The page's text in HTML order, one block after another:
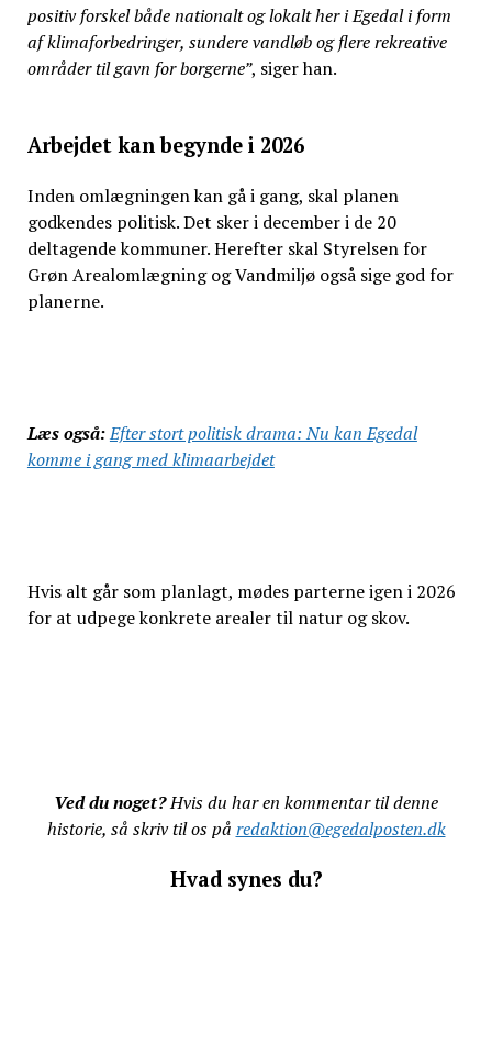
positiv forskel både nationalt og lokalt her i Egedal i form
af klimaforbedringer, sundere vandløb og flere rekreative
områder til gavn for borgerne”, siger han.
Arbejdet kan begynde i 2026
Inden omlægningen kan gå i gang, skal planen
godkendes politisk. Det sker i december i de 20
deltagende kommuner. Herefter skal Styrelsen for
Grøn Arealomlægning og Vandmiljø også sige god for
planerne.
Læs også:Efter stort politisk drama: Nu kan Egedal
komme i gang med klimaarbejdet
Hvis alt går som planlagt, mødes parterne igen i 2026
for at udpege konkrete arealer til natur og skov.
Ved du noget?Hvis du har en kommentar til denne
historie, så skriv til os på redaktion@egedalposten.dk
Hvad synes du?